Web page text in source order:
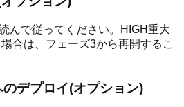
んで従ってください。HIGH重大
合は、フェーズ3から再開するこ
デプロイ(オプション)